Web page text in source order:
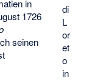
di
L
or
et
o
in
in
1726
seinen